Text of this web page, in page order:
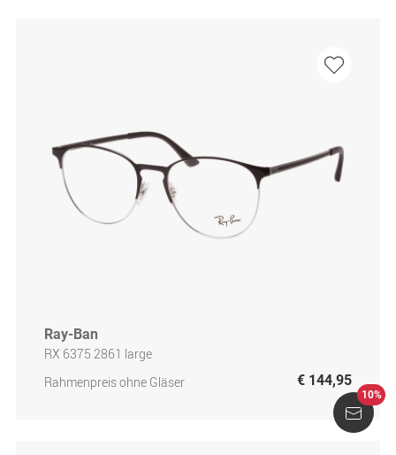
Ray-Ban
RX 6375 2861 large
Rahmenpreis ohne Gläser
€ 144,95
10%